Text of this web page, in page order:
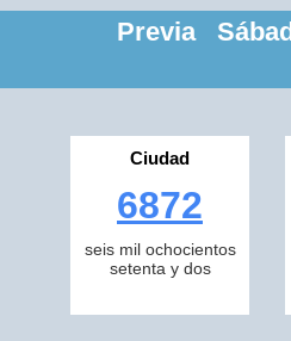
Previa
Ciudad
6872
seis mil ochocientos
setenta y dos